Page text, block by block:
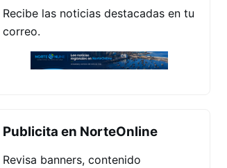
Recibe las noticias destacadas en tu
correo.
Publicita en NorteOnline
Revisa banners, contenido